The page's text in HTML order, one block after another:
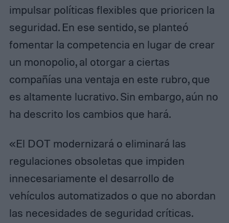
impulsar políticas flexibles que prioricen la
seguridad. En ese sentido, se planteó
fomentar la competencia en lugar de crear
un monopolio, al otorgar a ciertas
compañías una ventaja en este rubro, que
es altamente lucrativo. Sin embargo, aún no
ha descrito los cambios que hará.
«El DOT modernizará o eliminará las
regulaciones obsoletas que impiden
innecesariamente el desarrollo de
vehículos automatizados o que no abordan
las necesidades de seguridad críticas.